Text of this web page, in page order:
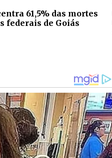
61,5% das mortes
federais de Goiás